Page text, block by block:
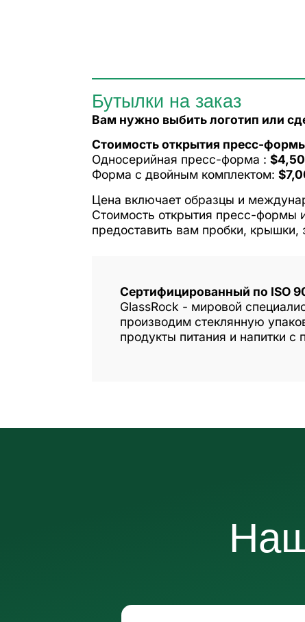
Бутылки на заказ
Вам нужно выбить логотип или
Стоимость открытия пресс-
Односерийная пресс-форма :
Форма с двойным комплектом:
Цена включает образцы и
Стоимость открытия пресс-формы
предоставить вам пробки, крышки,
Сертифицированный по ISO
GlassRock - мировой
производим стеклянную
продукты питания и напитки